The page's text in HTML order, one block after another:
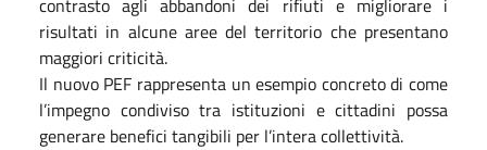
risultati in alcune aree del territorio che presentano
maggiori criticità.
Il nuovo PEF rappresenta un esempio concreto di come
l’impegno condiviso tra istituzioni e cittadini possa
generare benefici tangibili per l’intera collettività.